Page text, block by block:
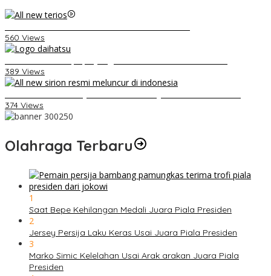
560 Views
389 Views
374 Views
Olahraga Terbaru
1
Saat Bepe Kehilangan Medali Juara Piala Presiden
2
Jersey Persija Laku Keras Usai Juara Piala Presiden
3
Marko Simic Kelelahan Usai Arak arakan Juara Piala
Presiden